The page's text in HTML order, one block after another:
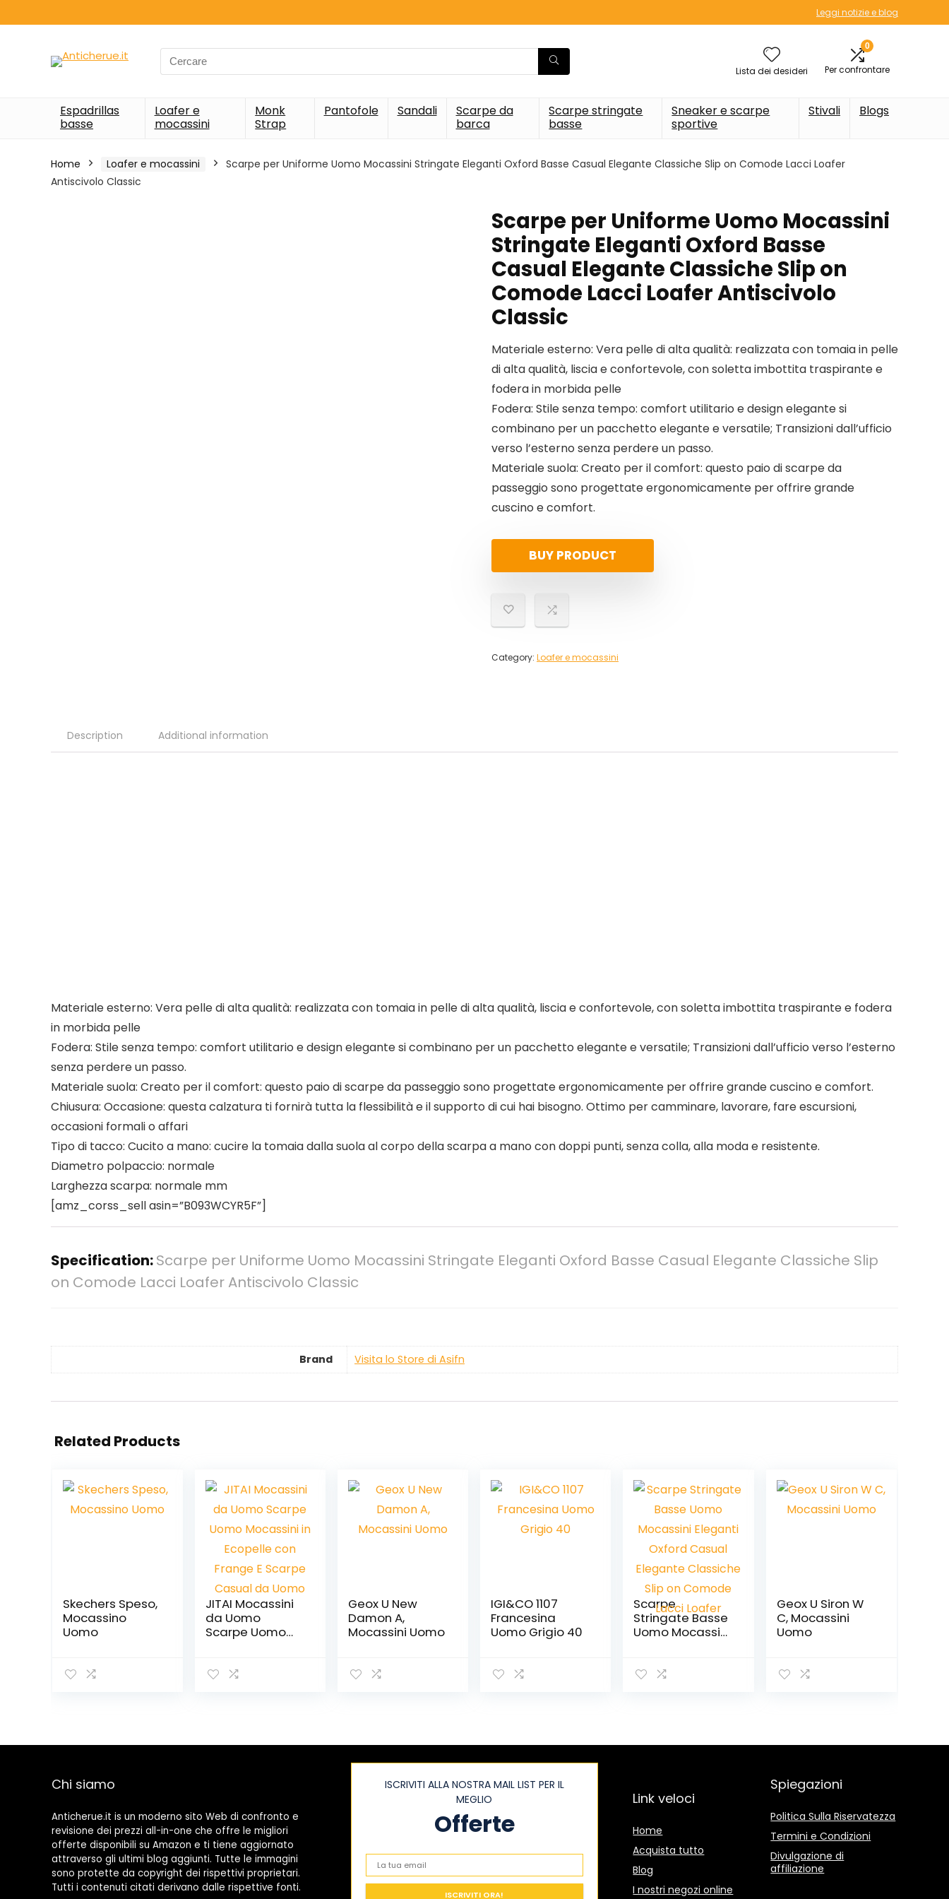
Leggi notizie e blog
Search
for:
Lista dei desideri
0
Per confrontare
Espadrillas
basse
Loafer e
mocassini
Monk
Strap
Pantofole Sandali
Scarpe da
barca
Scarpe stringate
basse
Sneaker e scarpe
sportive
Stivali Blogs
Home Loafer e mocassini
Scarpe per Uniforme Uomo Mocassini Stringate Eleganti Oxford Basse Casual Elegante Classiche Slip on Comode Lacci Loafer
Antiscivolo Classic
Scarpe per Uniforme Uomo Mocassini
Stringate Eleganti Oxford Basse
Casual Elegante Classiche Slip on
Comode Lacci Loafer Antiscivolo
Classic
Materiale esterno: Vera pelle di alta qualità: realizzata con tomaia in pelle
di alta qualità, liscia e confortevole, con soletta imbottita traspirante e
fodera in morbida pelle
Fodera: Stile senza tempo: comfort utilitario e design elegante si
combinano per un pacchetto elegante e versatile; Transizioni dall’ufficio
verso l’esterno senza perdere un passo.
Materiale suola: Creato per il comfort: questo paio di scarpe da
passeggio sono progettate ergonomicamente per offrire grande
cuscino e comfort.
BUY PRODUCT
Category: Loafer e mocassini
Description Additional information
Materiale esterno: Vera pelle di alta qualità: realizzata con tomaia in pelle di alta qualità, liscia e confortevole, con soletta imbottita traspirante e fodera
in morbida pelle
Fodera: Stile senza tempo: comfort utilitario e design elegante si combinano per un pacchetto elegante e versatile; Transizioni dall’ufficio verso l’esterno
senza perdere un passo.
Materiale suola: Creato per il comfort: questo paio di scarpe da passeggio sono progettate ergonomicamente per offrire grande cuscino e comfort.
Chiusura: Occasione: questa calzatura ti fornirà tutta la flessibilità e il supporto di cui hai bisogno. Ottimo per camminare, lavorare, fare escursioni,
occasioni formali o affari
Tipo di tacco: Cucito a mano: cucire la tomaia dalla suola al corpo della scarpa a mano con doppi punti, senza colla, alla moda e resistente.
Diametro polpaccio: normale
Larghezza scarpa: normale mm
[amz_corss_sell asin=”B093WCYR5F”]
Specification:Scarpe per Uniforme Uomo Mocassini Stringate Eleganti Oxford Basse Casual Elegante Classiche Slip
on Comode Lacci Loafer Antiscivolo Classic
Brand Visita lo Store di Asifn
Related Products
Skechers Speso,
Mocassino
Uomo
JITAI Mocassini
da Uomo
Scarpe Uomo
Frange E Scarpe
Geox U New
Damon A,
Mocassini Uomo
IGI&CO 1107
Francesina
Uomo Grigio 40
Scarpe
Stringate Basse
Uomo Mocassini
Classiche Slip on
Geox U Siron W
C, Mocassini
Uomo
Chi siamo
Anticherue.it is un moderno sito Web di confronto e
revisione dei prezzi all-in-one che offre le migliori
offerte disponibili su Amazon e ti tiene aggiornato
attraverso gli ultimi blog aggiunti. Tutte le immagini
sono protette da copyright dei rispettivi proprietari.
Tutti i contenuti citati derivano dalle rispettive fonti.
ISCRIVITI ALLA NOSTRA MAIL LIST PER IL
MEGLIO
Offerte
Link veloci
Home
Acquista tutto
Blog
I nostri negozi online
Spiegazioni
Politica Sulla Riservatezza
Termini e Condizioni
Divulgazione di
affiliazione